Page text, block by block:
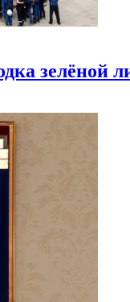
зелёной